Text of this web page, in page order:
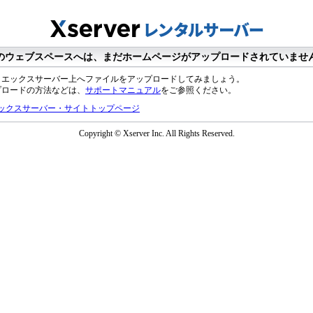
ウェブスペースへは、まだホームページがアップロードされていませ
ックスサーバー上へファイルをアップロードしてみましょう。
ードの方法などは、 サポートマニュアルをご参照ください。
クスサーバー・サイトトップページ
Copyright © Xserver Inc. All Rights Reserved.